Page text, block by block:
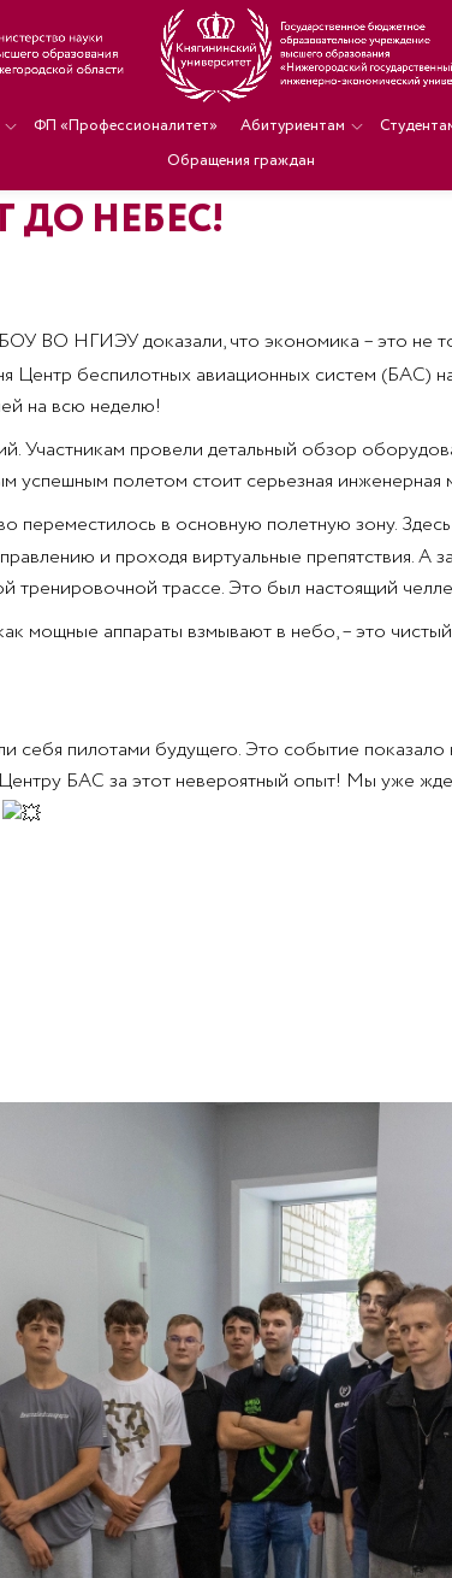
ФП «Профессионалитет» Абитуриентам
Обращения граждан
ДО НЕБЕС!
ВО НГИЭУ доказали, что экономика – это не
беспилотных авиационных систем (БАС)
на всю неделю!
Участникам провели детальный обзор
успешным полетом стоит серьезная инженерная
переместилось в основную полетную зону.
и проходя виртуальные препятствия. А
тренировочной трассе. Это был настоящий
мощные аппараты взмывают в небо, – это
себя пилотами будущего. Это событие
БАС за этот невероятный опыт! Мы уже